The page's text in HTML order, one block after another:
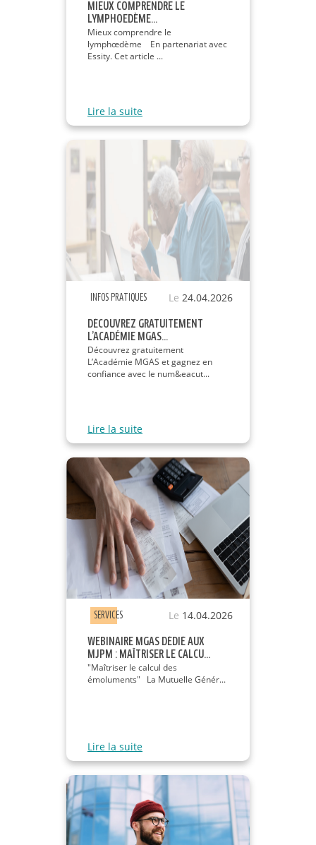
MIEUX COMPRENDRE LE
LYMPHOEDÈME...
Mieux comprendre le
lymphœdème En partenariat avec
Essity. Cet article ...
Lire la suite
INFOS PRATIQUES Le 24.04.2026
DÉCOUVREZ GRATUITEMENT
L’ACADÉMIE MGAS...
Découvrez gratuitement
L’Académie MGAS et gagnez en
confiance avec le num&eacut...
Lire la suite
SERVICES Le 14.04.2026
WEBINAIRE MGAS DÉDIÉ AUX
MJPM : MAÎTRISER LE CALCU...
"Maîtriser le calcul des
émoluments" La Mutuelle Génér...
Lire la suite